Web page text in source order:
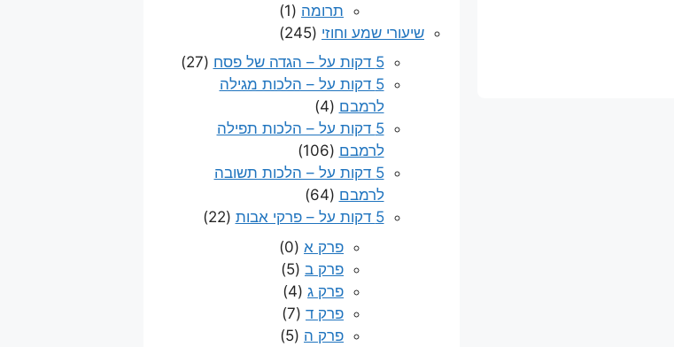
תרומה (1)
שיעורי שמע וחוזי (245)
5 דקות על – הגדה של פסח
(27)
5 דקות על – הלכות מגילה
לרמבם (4)
5 דקות על – הלכות תפילה
לרמבם (106)
5 דקות על – הלכות תשובה
לרמבם (64)
5 דקות על – פרקי אבות
(22)
פרק א (0)
פרק ב (5)
פרק ג (4)
פרק ד (7)
פרק ה (5)